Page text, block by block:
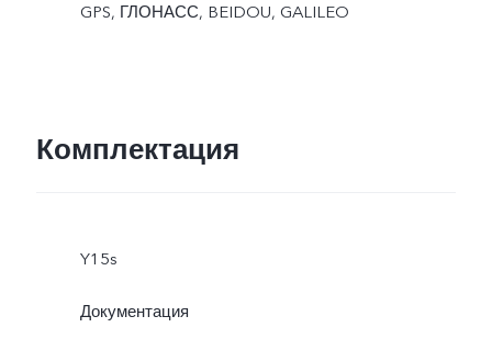
GPS, ГЛОНАСС, BEIDOU, GALILEO
Комплектация
Y15s
Документация